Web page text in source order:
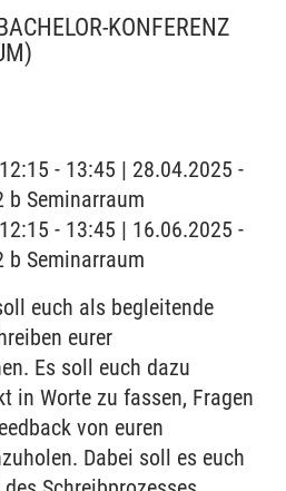
KONFERENZ
- 13:45 | 28.04.2025 -
b Seminarraum
- 13:45 | 16.06.2025 -
b Seminarraum
euch als begleitende
eurer
Es soll euch dazu
in Worte zu fassen, Fragen
von euren
Dabei soll es euch